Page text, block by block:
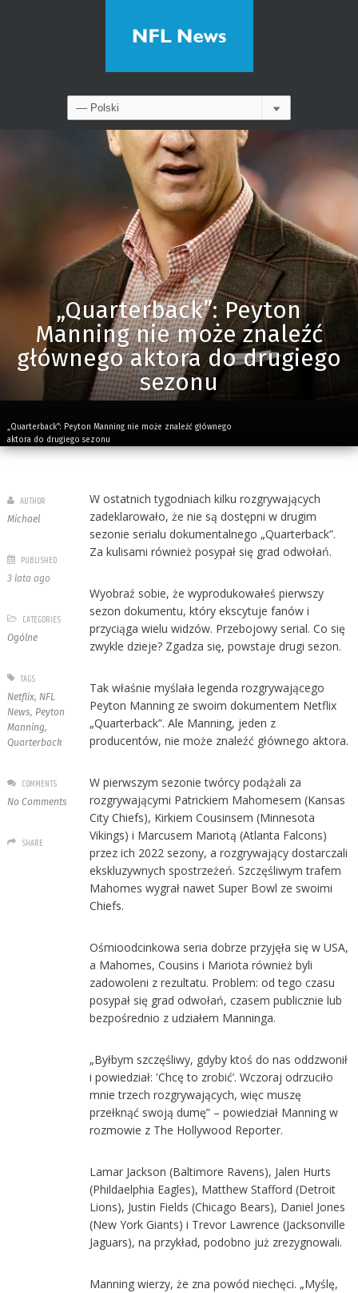
„Quarterback”: Peyton
Manning nie może znaleźć
głównego aktora do drugiego
sezonu
„Quarterback”: Peyton Manning nie może znaleźć głównego
aktora do drugiego sezonu
W ostatnich tygodniach kilku rozgrywających
zadeklarowało, że nie są dostępni w drugim
sezonie serialu dokumentalnego „Quarterback”.
Za kulisami również posypał się grad odwołań.
Wyobraź sobie, że wyprodukowałeś pierwszy
sezon dokumentu, który ekscytuje fanów i
przyciąga wielu widzów. Przebojowy serial. Co się
zwykle dzieje? Zgadza się, powstaje drugi sezon.
Tak właśnie myślała legenda rozgrywającego
Peyton Manning ze swoim dokumentem Netflix
„Quarterback”. Ale Manning, jeden z
producentów, nie może znaleźć głównego aktora.
W pierwszym sezonie twórcy podążali za
rozgrywającymi Patrickiem Mahomesem (Kansas
City Chiefs), Kirkiem Cousinsem (Minnesota
Vikings) i Marcusem Mariotą (Atlanta Falcons)
przez ich 2022 sezony, a rozgrywający dostarczali
ekskluzywnych spostrzeżeń. Szczęśliwym trafem
Mahomes wygrał nawet Super Bowl ze swoimi
Chiefs.
Ośmioodcinkowa seria dobrze przyjęła się w USA,
a Mahomes, Cousins i Mariota również byli
zadowoleni z rezultatu. Problem: od tego czasu
posypał się grad odwołań, czasem publicznie lub
bezpośrednio z udziałem Manninga.
„Byłbym szczęśliwy, gdyby ktoś do nas oddzwonił
i powiedział: 'Chcę to zrobić’. Wczoraj odrzuciło
mnie trzech rozgrywających, więc muszę
przełknąć swoją dumę” – powiedział Manning w
rozmowie z The Hollywood Reporter.
Lamar Jackson (Baltimore Ravens), Jalen Hurts
(Phildaelphia Eagles), Matthew Stafford (Detroit
Lions), Justin Fields (Chicago Bears), Daniel Jones
(New York Giants) i Trevor Lawrence (Jacksonville
Jaguars), na przykład, podobno już zrezygnowali.
Manning wierzy, że zna powód niechęci. „Myślę,
AUTHOR
Michael
PUBLISHED
3 lata ago
CATEGORIES
Ogólne
TAGS
Netflix, NFL
News, Peyton
Manning,
Quarterback
COMMENTS
No Comments
SHARE